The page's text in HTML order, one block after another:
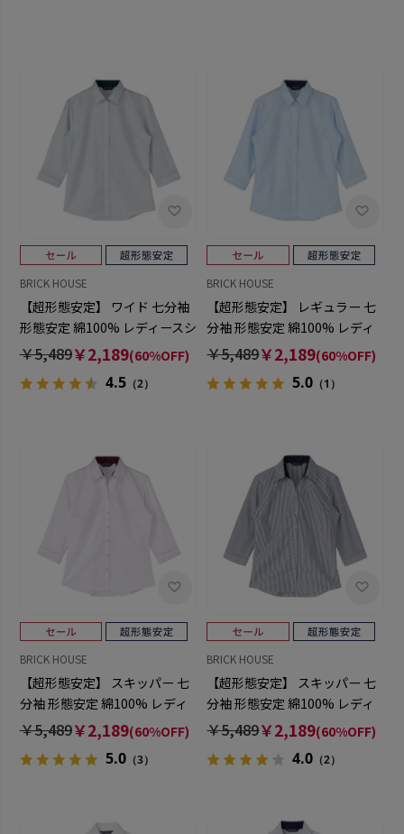
BRICK HOUSE
【超形態安定】 ワイド 七分袖
形態安定 綿100% レディースシ
ャツ
￥5,489￥2,189(60%OFF)
4.5（2）
BRICK HOUSE
【超形態安定】 レギュラー 七
分袖 形態安定 綿100% レディ
ースシャツ
￥5,489￥2,189(60%OFF)
5.0 （1）
BRICK HOUSE
【超形態安定】 スキッパー 七
分袖 形態安定 綿100% レディ
ースシャツ
￥5,489￥2,189(60%OFF)
5.0（3）
BRICK HOUSE
【超形態安定】 スキッパー 七
分袖 形態安定 綿100% レディ
ースシャツ
￥5,489￥2,189(60%OFF)
4.0 （2）